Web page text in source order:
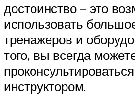
достоинство – это
использовать
тренажеров и
того, вы всегда
инструктором.